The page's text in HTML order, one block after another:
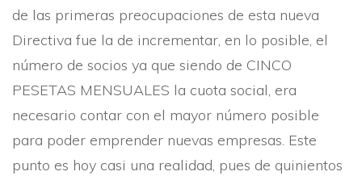
de las primeras preocupaciones de esta nueva
Directiva fue la de incrementar, en lo posible, el
número de socios ya que siendo de CINCO
PESETAS MENSUALES la cuota social, era
necesario contar con el mayor número posible
para poder emprender nuevas empresas. Este
punto es hoy casi una realidad, pues de quinientos